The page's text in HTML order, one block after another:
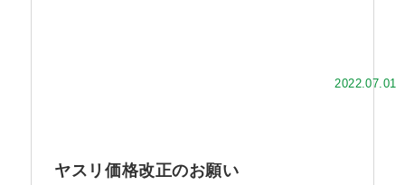
2022.07.01
ヤスリ価格改正のお願い